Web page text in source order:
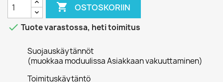
 OSTOSKORIIN
 Tuote varastossa, heti toimitus
Suojauskäytännöt
(muokkaa moduulissa Asiakkaan vakuuttaminen)
Toimituskäytäntö